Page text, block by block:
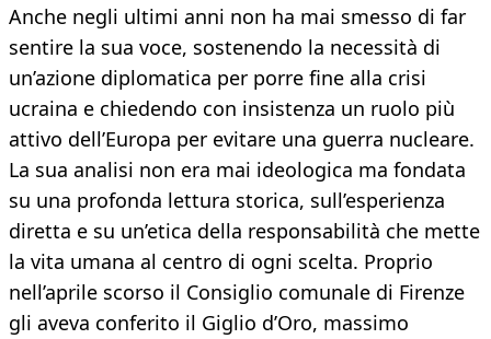
Anche negli ultimi anni non ha mai smesso di far
sentire la sua voce, sostenendo la necessità di
un’azione diplomatica per porre fine alla crisi
ucraina e chiedendo con insistenza un ruolo più
attivo dell’Europa per evitare una guerra nucleare.
La sua analisi non era mai ideologica ma fondata
su una profonda lettura storica, sull’esperienza
diretta e su un’etica della responsabilità che mette
la vita umana al centro di ogni scelta. Proprio
nell’aprile scorso il Consiglio comunale di Firenze
gli aveva conferito il Giglio d’Oro, massimo